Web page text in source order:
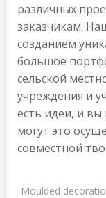
различных
заказчикам.
созданием
большое
сельской
учреждения и
есть идеи, и вы
могут это
совместной
Moulded